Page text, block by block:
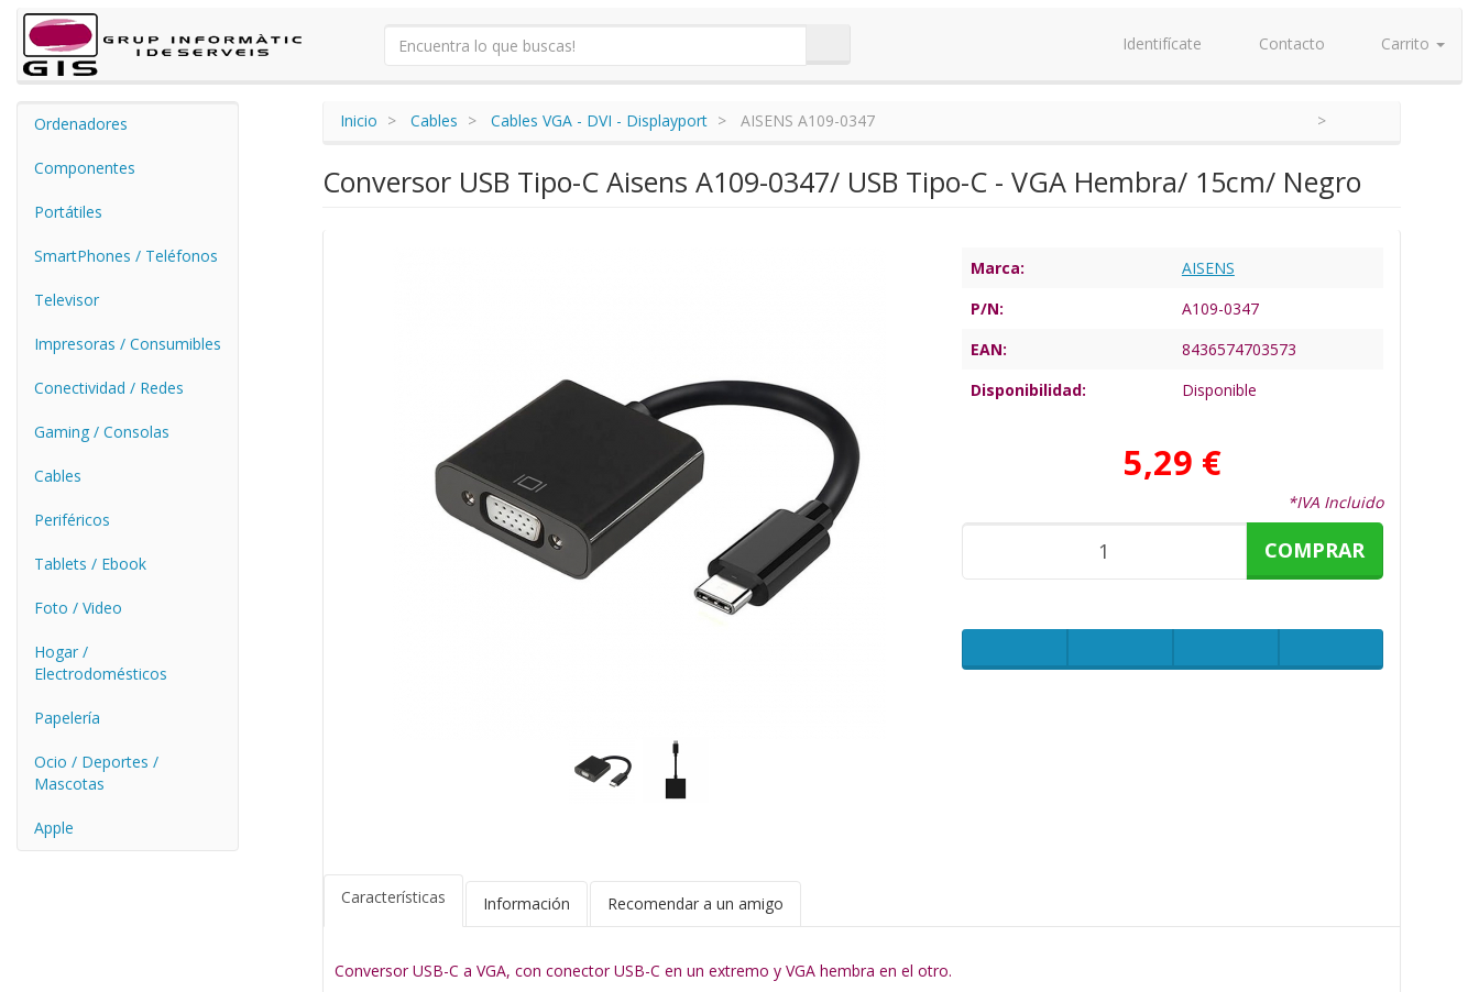
Identifícate Contacto Carrito
Ordenadores
Componentes
Portátiles
SmartPhones / Teléfonos
Televisor
Impresoras / Consumibles
Conectividad / Redes
Gaming / Consolas
Cables
Periféricos
Tablets / Ebook
Foto / Video
Hogar /
Electrodomésticos
Papelería
Ocio / Deportes /
Mascotas
Apple
Inicio Cables Cables VGA - DVI - Displayport AISENS A109-0347
Conversor USB Tipo-C Aisens A109-0347/ USB Tipo-C - VGA Hembra/ 15cm/ Negro
Marca:
AISENS
P/N:
A109-0347
EAN:
8436574703573
Disponibilidad:
Disponible
5,29 €
*IVA Incluido
COMPRAR
Características Información Recomendar a un amigo
Conversor USB-C a VGA, con conector USB-C en un extremo y VGA hembra en el otro.